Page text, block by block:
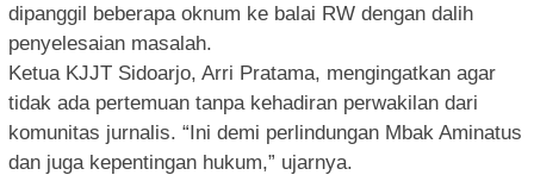
dipanggil beberapa oknum ke balai RW dengan dalih
penyelesaian masalah.
Ketua KJJT Sidoarjo, Arri Pratama, mengingatkan agar
tidak ada pertemuan tanpa kehadiran perwakilan dari
komunitas jurnalis. “Ini demi perlindungan Mbak Aminatus
dan juga kepentingan hukum,” ujarnya.